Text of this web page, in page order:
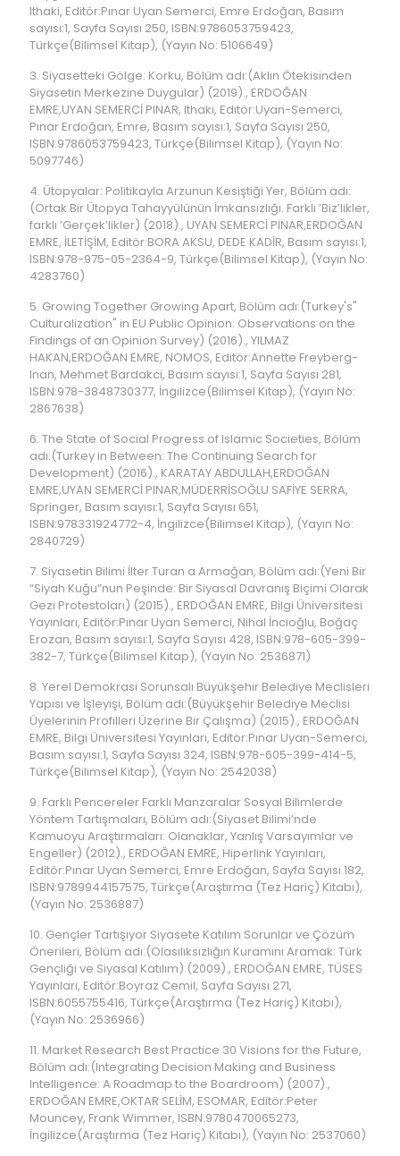
Ithaki, Editör:Pınar Uyan Semerci, Emre Erdoğan, Basım
sayısı:1, Sayfa Sayısı 250, ISBN:9786053759423,
Türkçe(Bilimsel Kitap), (Yayın No: 5106649)
3. Siyasetteki Gölge: Korku, Bölüm adı:(Aklın Ötekisinden
Siyasetin Merkezine Duygular) (2019)., ERDOĞAN
EMRE,UYAN SEMERCİ PINAR, Ithaki, Editör:Uyan-Semerci,
Pınar Erdoğan, Emre, Basım sayısı:1, Sayfa Sayısı 250,
ISBN:9786053759423, Türkçe(Bilimsel Kitap), (Yayın No:
5097746)
4. Ütopyalar: Politikayla Arzunun Kesiştiği Yer, Bölüm adı:
(Ortak Bir Ütopya Tahayyülünün İmkansızlığı. Farklı ’Biz’likler,
farklı ’Gerçek’likler) (2018)., UYAN SEMERCİ PINAR,ERDOĞAN
EMRE, İLETİŞİM, Editör:BORA AKSU, DEDE KADİR, Basım sayısı:1,
ISBN:978-975-05-2364-9, Türkçe(Bilimsel Kitap), (Yayın No:
4283760)
5. Growing Together Growing Apart, Bölüm adı:(Turkey's"
Culturalization" in EU Public Opinion: Observations on the
Findings of an Opinion Survey) (2016)., YILMAZ
HAKAN,ERDOĞAN EMRE, NOMOS, Editör:Annette Freyberg-
Inan, Mehmet Bardakci, Basım sayısı:1, Sayfa Sayısı 281,
ISBN:978-3848730377, İngilizce(Bilimsel Kitap), (Yayın No:
2867638)
6. The State of Social Progress of Islamic Societies, Bölüm
adı:(Turkey in Between: The Continuing Search for
Development) (2016)., KARATAY ABDULLAH,ERDOĞAN
EMRE,UYAN SEMERCİ PINAR,MÜDERRİSOĞLU SAFİYE SERRA,
Springer, Basım sayısı:1, Sayfa Sayısı 651,
ISBN:978331924772-4, İngilizce(Bilimsel Kitap), (Yayın No:
2840729)
7. Siyasetin Bilimi İlter Turan a Armağan, Bölüm adı:(Yeni Bir
“Siyah Kuğu”nun Peşinde: Bir Siyasal Davranış Biçimi Olarak
Gezi Protestoları) (2015)., ERDOĞAN EMRE, Bilgi Üniversitesi
Yayınları, Editör:Pınar Uyan Semerci, Nihal İncioğlu, Boğaç
Erozan, Basım sayısı:1, Sayfa Sayısı 428, ISBN:978-605-399-
382-7, Türkçe(Bilimsel Kitap), (Yayın No: 2536871)
8. Yerel Demokrasi Sorunsalı Büyükşehir Belediye Meclisleri
Yapısı ve İşleyişi, Bölüm adı:(Büyükşehir Belediye Meclisi
Üyelerinin Profilleri Üzerine Bir Çalışma) (2015)., ERDOĞAN
EMRE, Bilgi Üniversitesi Yayınları, Editör:Pınar Uyan-Semerci,
Basım sayısı:1, Sayfa Sayısı 324, ISBN:978-605-399-414-5,
Türkçe(Bilimsel Kitap), (Yayın No: 2542038)
9. Farklı Pencereler Farklı Manzaralar Sosyal Bilimlerde
Yöntem Tartışmaları, Bölüm adı:(Siyaset Bilimi’nde
Kamuoyu Araştırmaları: Olanaklar, Yanlış Varsayımlar ve
Engeller) (2012)., ERDOĞAN EMRE, Hiperlink Yayınları,
Editör:Pınar Uyan Semerci, Emre Erdoğan, Sayfa Sayısı 182,
ISBN:9789944157575, Türkçe(Araştırma (Tez Hariç) Kitabı),
(Yayın No: 2536887)
10. Gençler Tartışıyor Siyasete Katılım Sorunlar ve Çözüm
Önerileri, Bölüm adı:(Olasılıksızlığın Kuramını Aramak: Türk
Gençliği ve Siyasal Katılım) (2009)., ERDOĞAN EMRE, TÜSES
Yayınları, Editör:Boyraz Cemil, Sayfa Sayısı 271,
ISBN:6055755416, Türkçe(Araştırma (Tez Hariç) Kitabı),
(Yayın No: 2536966)
11. Market Research Best Practice 30 Visions for the Future,
Bölüm adı:(Integrating Decision Making and Business
Intelligence: A Roadmap to the Boardroom) (2007).,
ERDOĞAN EMRE,OKTAR SELİM, ESOMAR, Editör:Peter
Mouncey, Frank Wimmer, ISBN:9780470065273,
İngilizce(Araştırma (Tez Hariç) Kitabı), (Yayın No: 2537060)